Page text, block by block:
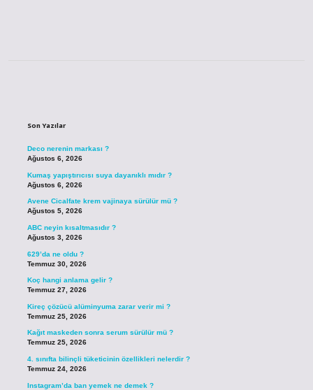
Son Yazılar
Deco nerenin markası ?
Ağustos 6, 2026
Kumaş yapıştırıcısı suya dayanıklı mıdır ?
Ağustos 6, 2026
Avene Cicalfate krem vajinaya sürülür mü ?
Ağustos 5, 2026
ABC neyin kısaltmasıdır ?
Ağustos 3, 2026
629’da ne oldu ?
Temmuz 30, 2026
Koç hangi anlama gelir ?
Temmuz 27, 2026
Kireç çözücü alüminyuma zarar verir mi ?
Temmuz 25, 2026
Kağıt maskeden sonra serum sürülür mü ?
Temmuz 25, 2026
4. sınıfta bilinçli tüketicinin özellikleri nelerdir ?
Temmuz 24, 2026
Instagram’da ban yemek ne demek ?